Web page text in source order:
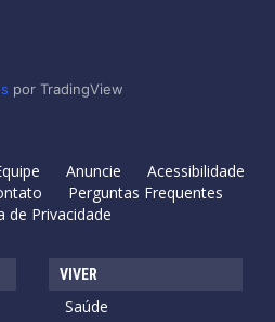
por TradingView
Anuncie
Acessibilidade
Perguntas Frequentes
de Privacidade
VIVER
Saúde